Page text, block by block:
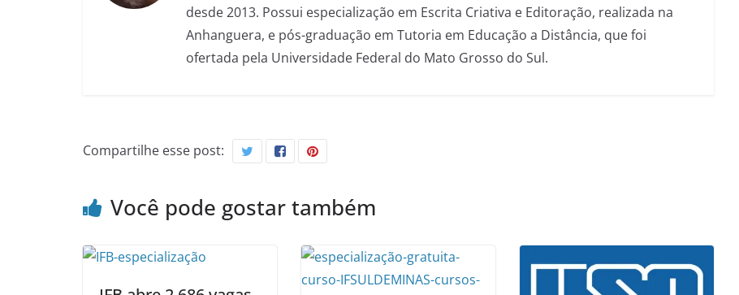
desde 2013. Possui especialização em Escrita Criativa e Editoração, realizada na
Anhanguera, e pós-graduação em Tutoria em Educação a Distância, que foi
ofertada pela Universidade Federal do Mato Grosso do Sul.
Compartilhe esse post:
Você pode gostar também